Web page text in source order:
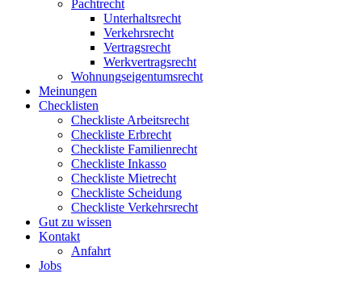
Pachtrecht
Unterhaltsrecht
Verkehrsrecht
Vertragsrecht
Werkvertragsrecht
Wohnungseigentumsrecht
Meinungen
Checklisten
Checkliste Arbeitsrecht
Checkliste Erbrecht
Checkliste Familienrecht
Checkliste Inkasso
Checkliste Mietrecht
Checkliste Scheidung
Checkliste Verkehrsrecht
Gut zu wissen
Kontakt
Anfahrt
Jobs